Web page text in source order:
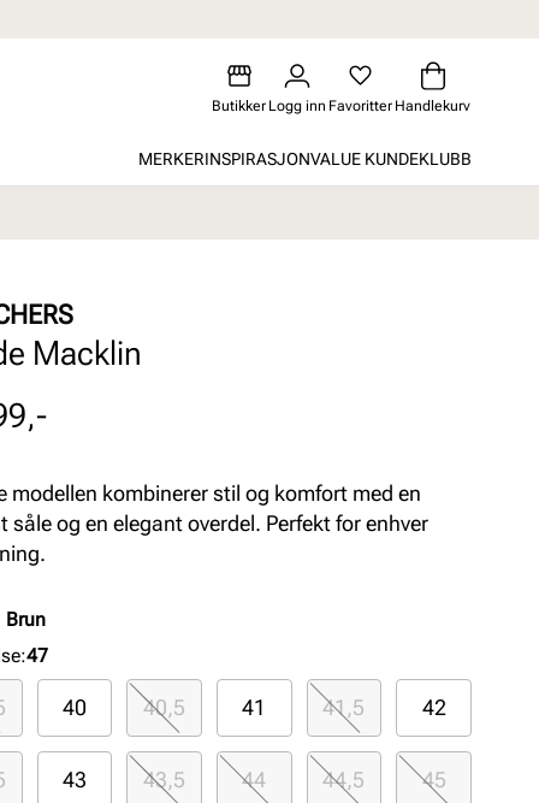
Butikker Logg inn Favoritter Handlekurv
MERKERINSPIRASJONVALUE KUNDEKLUBB
Macklin
modellen kombinerer stil og komfort med en
såle og en elegant overdel. Perfekt for enhver
Brun
:47
40 40,5 41 41,5 42
43 43,5 44 44,5 45